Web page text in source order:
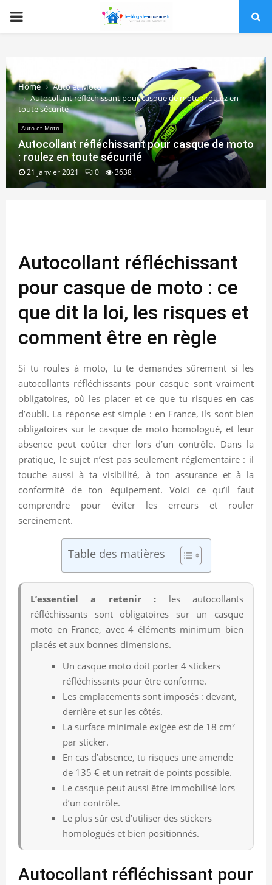
PRIMARY
Home
Auto et Moto
Autocollant réfléchissant pour casque de moto : roulez en
toute sécurité
Auto et Moto
Autocollant réfléchissant pour casque de moto
: roulez en toute sécurité
21 janvier 2021 0 3638
Autocollant réfléchissant
pour casque de moto : ce
que dit la loi, les risques et
comment être en règle
Si tu roules à moto, tu te demandes sûrement si les
autocollants réfléchissants pour casque sont vraiment
obligatoires, où les placer et ce que tu risques en cas
d’oubli. La réponse est simple : en France, ils sont bien
obligatoires sur le casque de moto homologué, et leur
absence peut coûter cher lors d’un contrôle. Dans la
pratique, le sujet n’est pas seulement réglementaire : il
touche aussi à ta visibilité, à ton assurance et à la
conformité de ton équipement. Voici ce qu’il faut
comprendre pour éviter les erreurs et rouler
sereinement.
Table des matières
L’essentiel a retenir : les autocollants
réfléchissants sont obligatoires sur un casque
moto en France, avec 4 éléments minimum bien
placés et aux bonnes dimensions.
Un casque moto doit porter 4 stickers
réfléchissants pour être conforme.
Les emplacements sont imposés : devant,
derrière et sur les côtés.
La surface minimale exigée est de 18 cm²
par sticker.
En cas d’absence, tu risques une amende
de 135 € et un retrait de points possible.
Le casque peut aussi être immobilisé lors
d’un contrôle.
Le plus sûr est d’utiliser des stickers
homologués et bien positionnés.
Autocollant réfléchissant pour